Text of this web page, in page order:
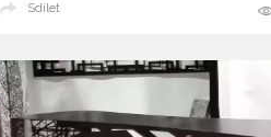
Sdílet